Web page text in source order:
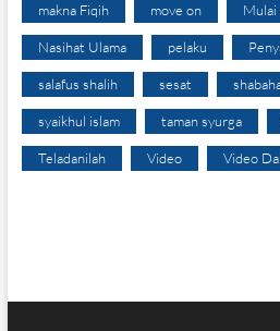
makna Fiqih move on Mulai
Nasihat Ulama pelaku
salafus shalih sesat
syaikhul islam taman syurga
Teladanilah Video Video